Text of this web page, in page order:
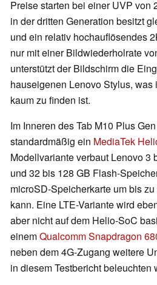
Preise starten bei einer UVP von
in der dritten Generation besitzt
und ein relativ hochauflösendes
nur mit einer Bildwiederholrate
unterstützt der Bildschirm die
hauseigenen Lenovo Stylus,
kaum zu finden ist.
Im Inneren des Tab M10 Plus
standardmäßig ein MediaTek
Modellvariante verbaut Lenovo 3
und 32 bis 128 GB Flash-
microSD-Speicherkarte um bis
kann. Eine LTE-Variante wird
aber nicht auf dem Helio-SoC
einemQualcomm Snapdragon
neben dem 4G-Zugang weitere
in diesem Testbericht beleuchten